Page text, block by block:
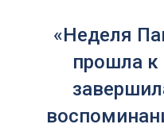
«Неделя
прошла